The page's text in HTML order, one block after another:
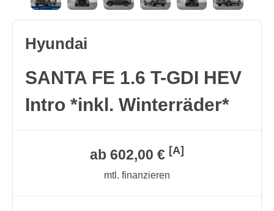
Hyundai
SANTA FE 1.6 T-GDI HEV
Intro *inkl. Winterräder*
ab 602,00 € [A]
mtl. finanzieren